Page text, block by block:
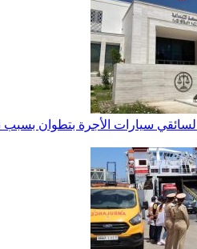
لسائقي سيارات الأجرة بتطوان